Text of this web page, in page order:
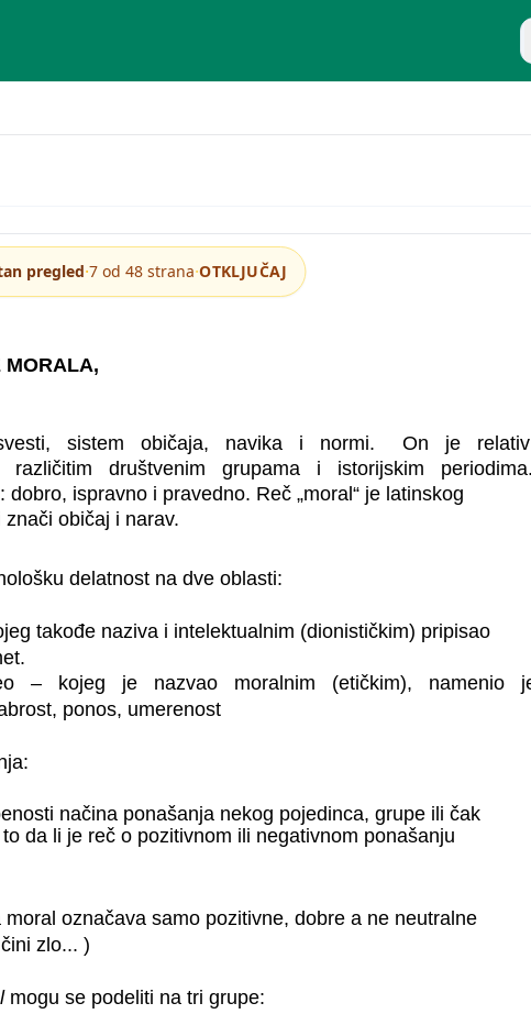
MORALA,
sistem običaja, navika i normi. On je
društvenim grupama i istorijskim
ispravno i pravedno. Reč „moral“ je latinskog
običaj i narav.
delatnost na dve oblasti:
takođe naziva i intelektualnim (dionističkim) pripisao
– kojeg je nazvao moralnim (etičkim), namenio
ponos, umerenost
načina ponašanja nekog pojedinca, grupe ili čak
da li je reč o pozitivnom ili negativnom ponašanju
moral označava samo pozitivne, dobre a ne neutralne
zlo... )
mogu se podeliti na tri grupe:
pregled·7 od 48 strana·OTKLJUČAJ